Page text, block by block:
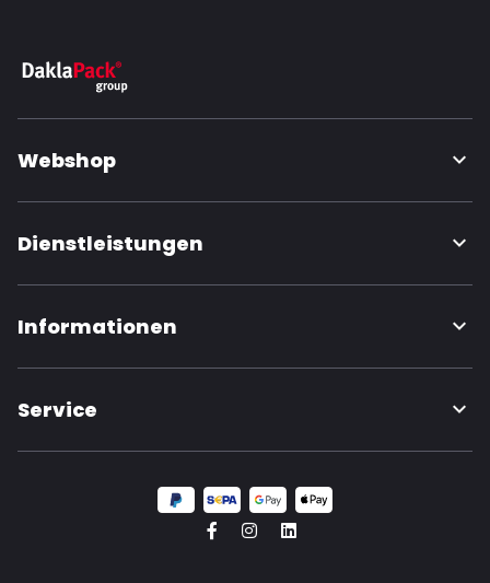
Webshop
Dienstleistungen
Informationen
Service